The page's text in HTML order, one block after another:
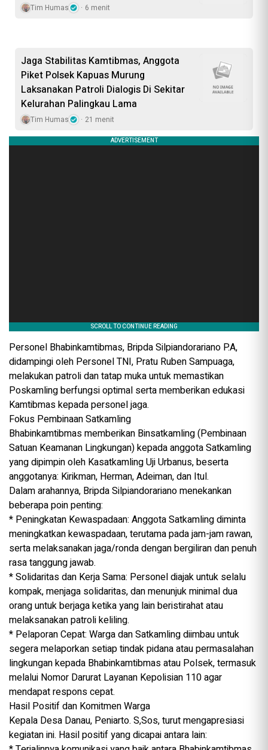
Tim Humas 6 menit
Jaga Stabilitas Kamtibmas, Anggota
Piket Polsek Kapuas Murung
Laksanakan Patroli Dialogis Di Sekitar
Kelurahan Palingkau Lama
Tim Humas 21 menit
Personel Bhabinkamtibmas, Bripda Silpiandorariano P.A,
didampingi oleh Personel TNI, Pratu Ruben Sampuaga,
melakukan patroli dan tatap muka untuk memastikan
Poskamling berfungsi optimal serta memberikan edukasi
Kamtibmas kepada personel jaga.
Fokus Pembinaan Satkamling
Bhabinkamtibmas memberikan Binsatkamling (Pembinaan
Satuan Keamanan Lingkungan) kepada anggota Satkamling
yang dipimpin oleh Kasatkamling Uji Urbanus, beserta
anggotanya: Kirikman, Herman, Adeiman, dan Itul.
Dalam arahannya, Bripda Silpiandorariano menekankan
beberapa poin penting:
* Peningkatan Kewaspadaan: Anggota Satkamling diminta
meningkatkan kewaspadaan, terutama pada jam-jam rawan,
serta melaksanakan jaga/ronda dengan bergiliran dan penuh
rasa tanggung jawab.
* Solidaritas dan Kerja Sama: Personel diajak untuk selalu
kompak, menjaga solidaritas, dan menunjuk minimal dua
orang untuk berjaga ketika yang lain beristirahat atau
melaksanakan patroli keliling.
* Pelaporan Cepat: Warga dan Satkamling diimbau untuk
segera melaporkan setiap tindak pidana atau permasalahan
lingkungan kepada Bhabinkamtibmas atau Polsek, termasuk
melalui Nomor Darurat Layanan Kepolisian 110 agar
mendapat respons cepat.
Hasil Positif dan Komitmen Warga
Kepala Desa Danau, Peniarto. S,Sos, turut mengapresiasi
kegiatan ini. Hasil positif yang dicapai antara lain: